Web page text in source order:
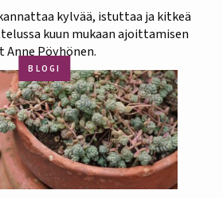
kylvää, istuttaa ja kitkeä
kuun mukaan ajoittamisen
Pöyhönen.
BLOGI